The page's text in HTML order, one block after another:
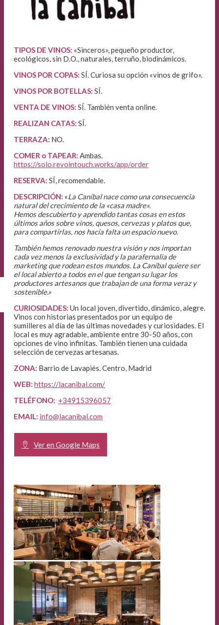
TIPOS DE VINOS: «Sinceros», pequeño productor,
ecológicos, sin D.O., naturales, terruño, biodinámicos.
VINOS POR COPAS: SÍ. Curiosa su opción «vinos de grifo».
VINOS POR BOTELLAS: SÍ.
VENTA DE VINOS: SÍ. También venta online.
REALIZAN CATAS: SÍ.
TERRAZA: NO.
COMER o TAPEAR: Ambas.
https://solo.revointouch.works/app/order
RESERVA: SÍ, recomendable.
DESCRIPCIÓN: «La Caníbal nace como una consecuencia
natural del crecimiento de la «casa madre».
Hemos descubierto y aprendido tantas cosas en estos
últimos años sobre vinos, quesos, cervezas y platos que,
para compartirlas, nos hacía falta un espacio nuevo.
También hemos renovado nuestra visión y nos importan
cada vez menos la exclusividad y la parafernalia de
marketing que rodean estos mundos. La Caníbal quiere ser
el local abierto a todos en el que tengan su lugar los
productores artesanos que trabajan de una forma veraz y
sostenible.»
CURIOSIDADES: Un local joven, divertido, dinámico, alegre.
Vinos con historias presentados por un equipo de
sumilleres al día de las últimas novedades y curiosidades. El
local es muy agradable, ambiente entre 30-50 años, con
opciones de vino infinitas. También tienen una cuidada
selección de cervezas artesanas.
ZONA: Barrio de Lavapiés. Centro, Madrid
WEB: https://lacanibal.com/
TELÉFONO: +34915396057
EMAIL: info@lacanibal.com
Ver en Google Maps